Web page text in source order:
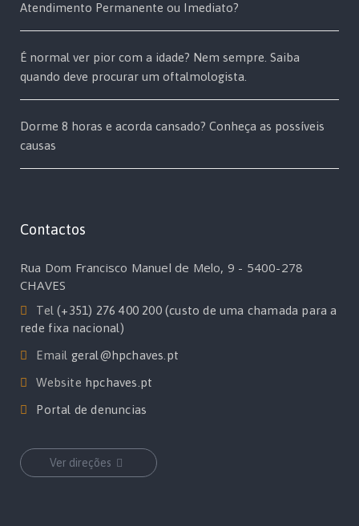
Atendimento Permanente ou Imediato?
É normal ver pior com a idade? Nem sempre. Saiba
quando deve procurar um oftalmologista.
Dorme 8 horas e acorda cansado? Conheça as possíveis
causas
Contactos
Rua Dom Francisco Manuel de Melo, 9 - 5400-278
CHAVES
Tel(+351) 276 400 200 (custo de uma chamada para a
rede fixa nacional)
Email geral@hpchaves.pt
Website hpchaves.pt
Portal de denuncias
Ver direções